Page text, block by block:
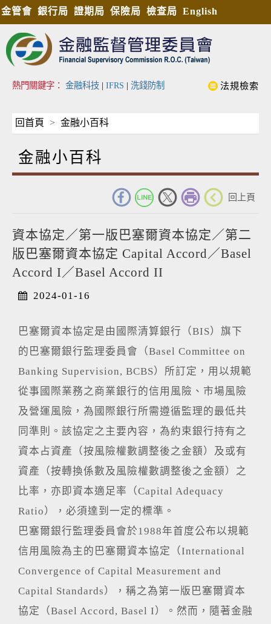
金管會 銀行局 證期局 保險局 檢查局 English
熱門關鍵字： 金融科技 | IFRS | 洗錢防制 法規檢索
回首頁 金融小百科
金融小百科
回上頁
資本協定／第一版巴塞爾資本協定／第二
版巴塞爾資本協定 Capital Accord／Basel
Accord I／Basel Accord II
2024-01-16
巴塞爾資本協定是由國際清算銀行（BIS）旗下
的巴塞爾銀行監理委員會（Basel Committee on
Banking Supervision, BCBS）所訂定，用以規範
從事國際業務之商業銀行的信用風險、市場風險
及營運風險，為國際銀行所需遵循監理的最低共
同準則。該協定之主要內容，為約束銀行持有之
資本占資產（按風險權數調整後之金額）及或有
資產（按轉換係數及風險權數調整後之金額）之
比率，亦即資本適足率（Capital Adequacy
Ratio），必須達到一定的標準。
巴塞爾銀行監理委員會於1988年首度公布以規範
信用風險為主的巴塞爾資本協定（International
Convergence of Capital Measurement and
Capital Standards），稱之為第一版巴塞爾資本
協定（Basel Accord, Basel I）。然而，隨著金融